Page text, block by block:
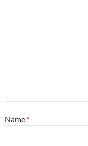
Name *